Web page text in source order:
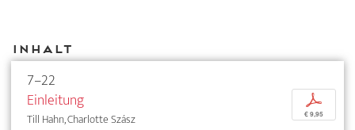
Inhalt
7–22
Einleitung
Till Hahn, Charlotte Szász
p
€ 9,95